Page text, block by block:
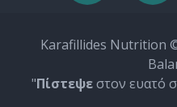
Karafillides Nutrition
"Πίστεψεστον ευατό